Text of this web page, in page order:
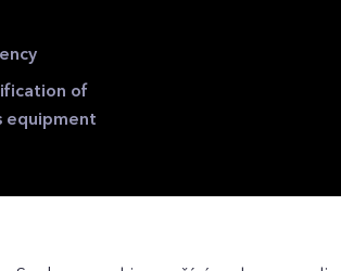
of
equipment